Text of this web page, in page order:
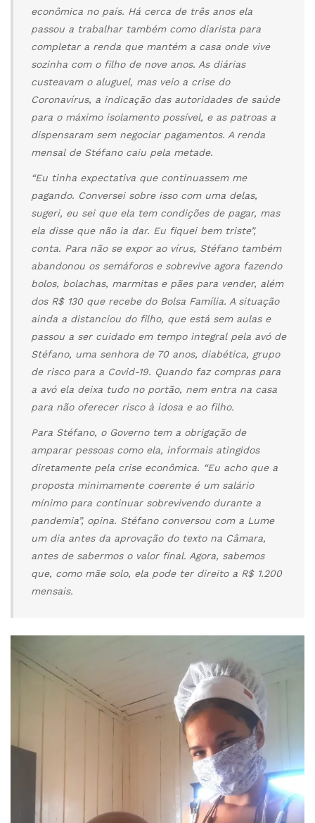
econômica no país. Há cerca de três anos ela
passou a trabalhar também como diarista para
completar a renda que mantém a casa onde vive
sozinha com o filho de nove anos. As diárias
custeavam o aluguel, mas veio a crise do
Coronavírus, a indicação das autoridades de saúde
para o máximo isolamento possível, e as patroas a
dispensaram sem negociar pagamentos. A renda
mensal de Stéfano caiu pela metade.
“Eu tinha expectativa que continuassem me
pagando. Conversei sobre isso com uma delas,
sugeri, eu sei que ela tem condições de pagar, mas
ela disse que não ia dar. Eu fiquei bem triste”,
conta. Para não se expor ao vírus, Stéfano também
abandonou os semáforos e sobrevive agora fazendo
bolos, bolachas, marmitas e pães para vender, além
dos R$ 130 que recebe do Bolsa Família. A situação
ainda a distanciou do filho, que está sem aulas e
passou a ser cuidado em tempo integral pela avó de
Stéfano, uma senhora de 70 anos, diabética, grupo
de risco para a Covid-19. Quando faz compras para
a avó ela deixa tudo no portão, nem entra na casa
para não oferecer risco à idosa e ao filho.
Para Stéfano, o Governo tem a obrigação de
amparar pessoas como ela, informais atingidos
diretamente pela crise econômica. “Eu acho que a
proposta minimamente coerente é um salário
mínimo para continuar sobrevivendo durante a
pandemia”, opina. Stéfano conversou com a Lume
um dia antes da aprovação do texto na Câmara,
antes de sabermos o valor final. Agora, sabemos
que, como mãe solo, ela pode ter direito a R$ 1.200
mensais.